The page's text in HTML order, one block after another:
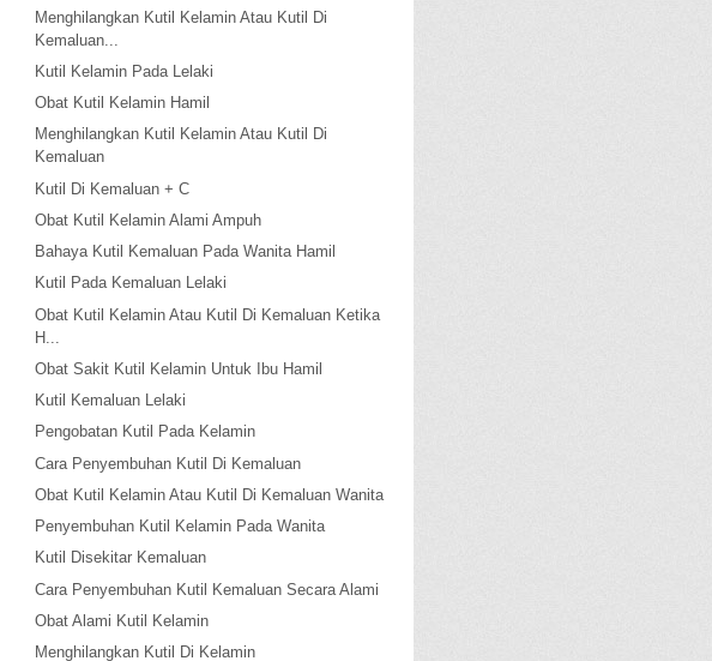
Menghilangkan Kutil Kelamin Atau Kutil Di
Kemaluan...
Kutil Kelamin Pada Lelaki
Obat Kutil Kelamin Hamil
Menghilangkan Kutil Kelamin Atau Kutil Di
Kemaluan
Kutil Di Kemaluan + C
Obat Kutil Kelamin Alami Ampuh
Bahaya Kutil Kemaluan Pada Wanita Hamil
Kutil Pada Kemaluan Lelaki
Obat Kutil Kelamin Atau Kutil Di Kemaluan Ketika
H...
Obat Sakit Kutil Kelamin Untuk Ibu Hamil
Kutil Kemaluan Lelaki
Pengobatan Kutil Pada Kelamin
Cara Penyembuhan Kutil Di Kemaluan
Obat Kutil Kelamin Atau Kutil Di Kemaluan Wanita
Penyembuhan Kutil Kelamin Pada Wanita
Kutil Disekitar Kemaluan
Cara Penyembuhan Kutil Kemaluan Secara Alami
Obat Alami Kutil Kelamin
Menghilangkan Kutil Di Kelamin